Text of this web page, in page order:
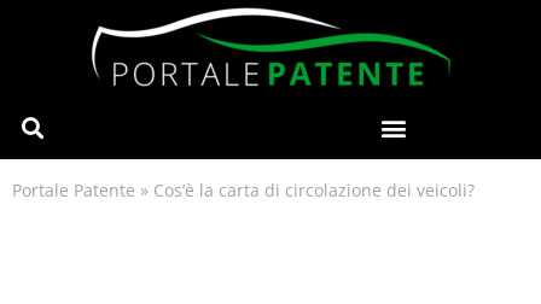
Portale Patente » Cos’è la carta di circolazione dei veicoli?